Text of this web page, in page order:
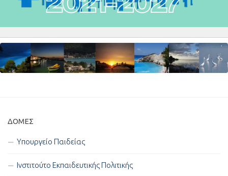
ΔΟΜΈΣ
Υπουργείο Παιδείας
Ινστιτούτο Εκπαιδευτικής Πολιτικής